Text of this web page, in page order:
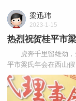
梁迅玮
2023-1-15
热烈祝贺桂平市
虎奔千里留雄劲，
平市梁氏年会在西山假